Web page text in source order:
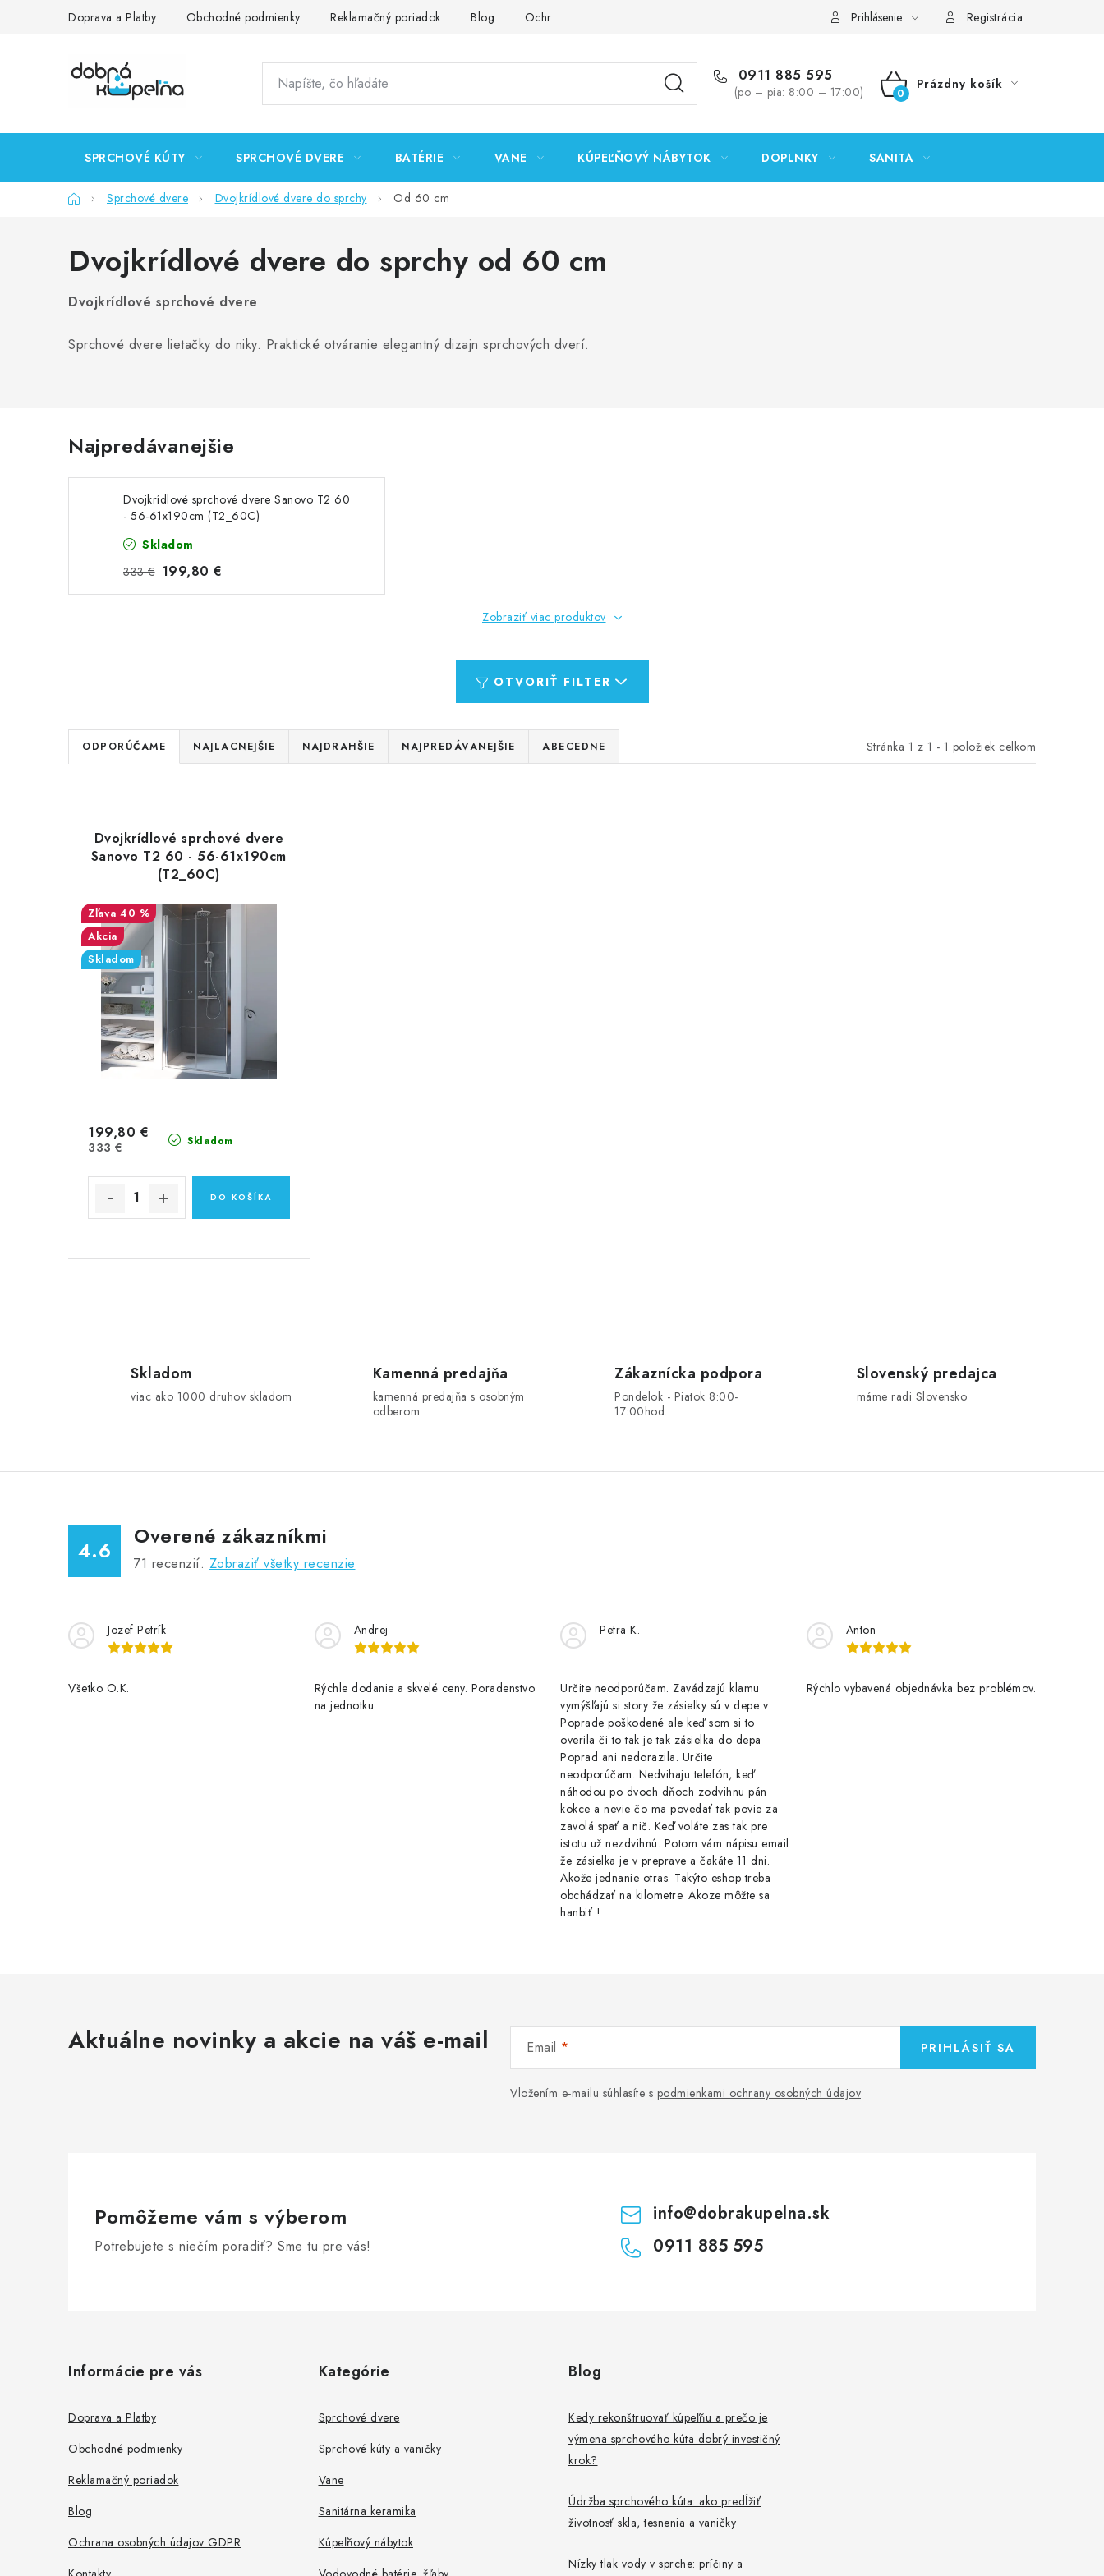
Doprava a Platby Obchodné podmienky Reklamačný poriadok Blog Ochrana osobných údajov GDPR Predajňa Nitra Formulár na vrátenie tovaru
Prihlásenie Registrácia
0911 885 595
(po – pia: 8:00 – 17:00)
NÁKUPNÝ
Prázdny košík
SPRCHOVÉ KÚTY SPRCHOVÉ DVERE BATÉRIE VANE KÚPEĽŇOVÝ NÁBYTOK DOPLNKY SANITA
DomovSprchové dvere Dvojkrídlové dvere do sprchy Od 60 cm
Dvojkrídlové dvere do sprchy od 60 cm
Dvojkrídlové sprchové dvere
Sprchové dvere lietačky do niky. Praktické otváranie elegantný dizajn sprchových dverí.
Najpredávanejšie
Dvojkrídlové sprchové dvere Sanovo T2 60
- 56-61x190cm (T2_60C)
Skladom
333 € 199,80 €
Zobraziť viac produktov
OTVORIŤ FILTER
Stránka 1 z 1 - 1 položiek celkom
R
a
e
p
ODPORÚČAME NAJLACNEJŠIE NAJDRAHŠIE NAJPREDÁVANEJŠIE ABECEDNE
p
Dvojkrídlové sprchové dvere
Sanovo T2 60 - 56-61x190cm
(T2_60C)
40 %
Akcia
Skladom
Skladom
199,80 €
333 €
DO KOŠÍKA
p
v
k
y
v
Skladom
viac ako 1000 druhov skladom
Kamenná predajňa
kamenná predajňa s osobným
odberom
Zákaznícka podpora
Pondelok - Piatok 8:00-
17:00hod.
Slovenský predajca
máme radi Slovensko
4.6
Overené zákazníkmi
71 recenzií. Zobraziť všetky recenzie
Jozef Petrík
Všetko O.K.
Andrej
Rýchle dodanie a skvelé ceny. Poradenstvo
na jednotku.
Petra K.
Určite neodporúčam. Zavádzajú klamu
vymýšľajú si story že zásielky sú v depe v
Poprade poškodené ale keď som si to
overila či to tak je tak zásielka do depa
Poprad ani nedorazila. Určite
neodporúčam. Nedvihaju telefón, keď
náhodou po dvoch dňoch zodvihnu pán
kokce a nevie čo ma povedať tak povie za
zavolá spať a nič. Keď voláte zas tak pre
istotu už nezdvihnú. Potom vám nápisu email
že zásielka je v preprave a čakáte 11 dni.
Akože jednanie otras. Takýto eshop treba
obchádzať na kilometre. Akoze môžte sa
hanbiť !
Anton
Rýchlo vybavená objednávka bez problémov.
Aktuálne novinky a akcie na váš e-mail Email
Vložením e-mailu súhlasíte s podmienkami ochrany osobných údajov
PRIHLÁSIŤ SA
Pomôžeme vám s výberom
Potrebujete s niečím poradiť? Sme tu pre vás!
info@dobrakupelna.sk
0911 885 595
Informácie pre vás
Doprava a Platby
Obchodné podmienky
Reklamačný poriadok
Blog
Ochrana osobných údajov GDPR
Kategórie
Sprchové dvere
Sprchové kúty a vaničky
Vane
Sanitárna keramika
Kúpeľňový nábytok
Blog
Kedy rekonštruovať kúpeľňu a prečo je
výmena sprchového kúta dobrý investičný
krok?
Údržba sprchového kúta: ako predĺžiť
životnosť skla, tesnenia a vaničky
Nízky tlak vody v sprche: príčiny a